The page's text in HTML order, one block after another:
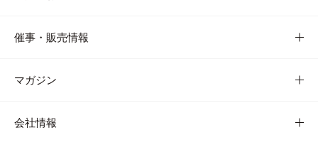
催事・販売情報
マガジン
会社情報